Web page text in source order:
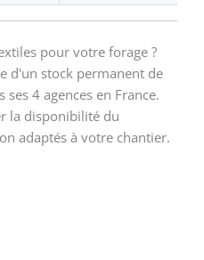
pour votre forage ?
d'un stock permanent de
4 agences en France.
la disponibilité du
adaptés à votre chantier.